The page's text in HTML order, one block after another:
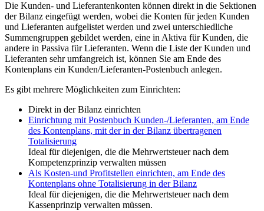
Die Kunden- und Lieferantenkonten können direkt in die Sektionen
der Bilanz eingefügt werden, wobei die Konten für jeden Kunden
und Lieferanten aufgelistet werden und zwei unterschiedliche
Summengruppen gebildet werden, eine in Aktiva für Kunden, die
andere in Passiva für Lieferanten. Wenn die Liste der Kunden und
Lieferanten sehr umfangreich ist, können Sie am Ende des
Kontenplans ein Kunden/Lieferanten-Postenbuch anlegen.
Es gibt mehrere Möglichkeiten zum Einrichten:
Direkt in der Bilanz einrichten
Einrichtung mit Postenbuch Kunden-/Lieferanten, am Ende
des Kontenplans, mit der in der Bilanz übertragenen
Totalisierung
Ideal für diejenigen, die die Mehrwertsteuer nach dem
Kompetenzprinzip verwalten müssen
Als Kosten-und Profitstellen einrichten, am Ende des
Kontenplans ohne Totalisierung in der Bilanz
Ideal für diejenigen, die die Mehrwertsteuer nach dem
Kassenprinzip verwalten müssen.